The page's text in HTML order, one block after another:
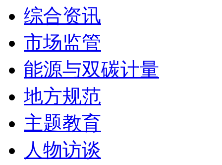
综合资讯
市场监管
能源与双碳计量
地方规范
主题教育
人物访谈